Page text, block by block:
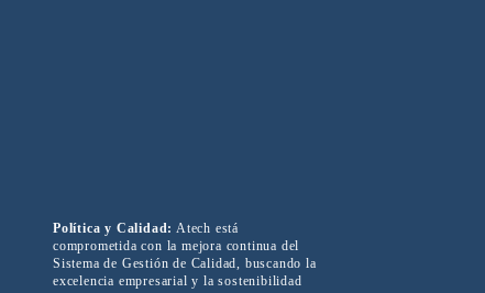
Política y Calidad: Atech está
comprometida con la mejora continua del
Sistema de Gestión de Calidad, buscando la
excelencia empresarial y la sostenibilidad